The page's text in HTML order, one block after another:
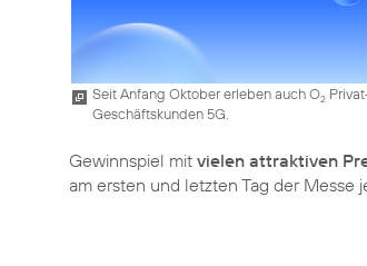
Seit Anfang Oktober erleben auch O2
Geschäftskunden 5G.
Gewinnspiel mit vielen attraktiven
am ersten und letzten Tag der Messe